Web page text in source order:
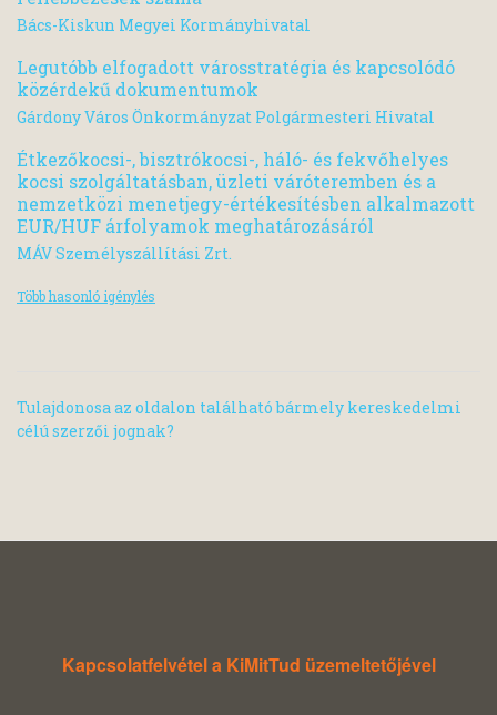
Bács-Kiskun Megyei Kormányhivatal
Legutóbb elfogadott városstratégia és kapcsolódó
közérdekű dokumentumok
Gárdony Város Önkormányzat Polgármesteri Hivatal
Étkezőkocsi-, bisztrókocsi-, háló- és fekvőhelyes
kocsi szolgáltatásban, üzleti váróteremben és a
nemzetközi menetjegy-értékesítésben alkalmazott
EUR/HUF árfolyamok meghatározásáról
MÁV Személyszállítási Zrt.
Több hasonló igénylés
Tulajdonosa az oldalon található bármely kereskedelmi
célú szerzői jognak?
Kapcsolatfelvétel a KiMitTud üzemeltetőjével